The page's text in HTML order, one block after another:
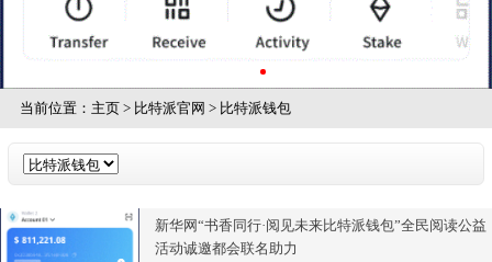
当前位置： 主页> 比特派官网 > 比特派钱包
新华网“书香同行·阅见未来比特派钱包”全民阅读公益
活动诚邀都会联名助力